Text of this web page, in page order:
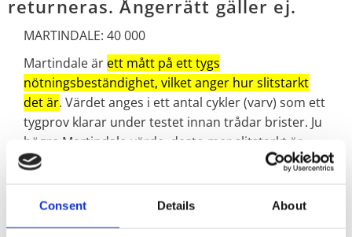
Consent Details About
returneras. Ångerrätt gäller ej.
MARTINDALE: 40 000
Martindale är ett mått på ett tygs
nötningsbeständighet, vilket anger hur slitstarkt
det är. Värdet anges i ett antal cykler (varv) som ett
tygprov klarar under testet innan trådar brister. Ju
högre Martindale-värde, desto mer slitstarkt är
tyget. Ett tyg med minst 15 000–25 000 Martindale
miljöer bör ha 30 000 Martindale eller högre